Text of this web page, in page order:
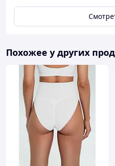
Похожее у других